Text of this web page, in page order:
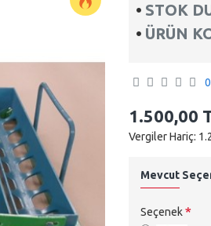
STOK
ÜRÜN
1.500,00
Vergiler Hariç:
Mevcut
Seçenek